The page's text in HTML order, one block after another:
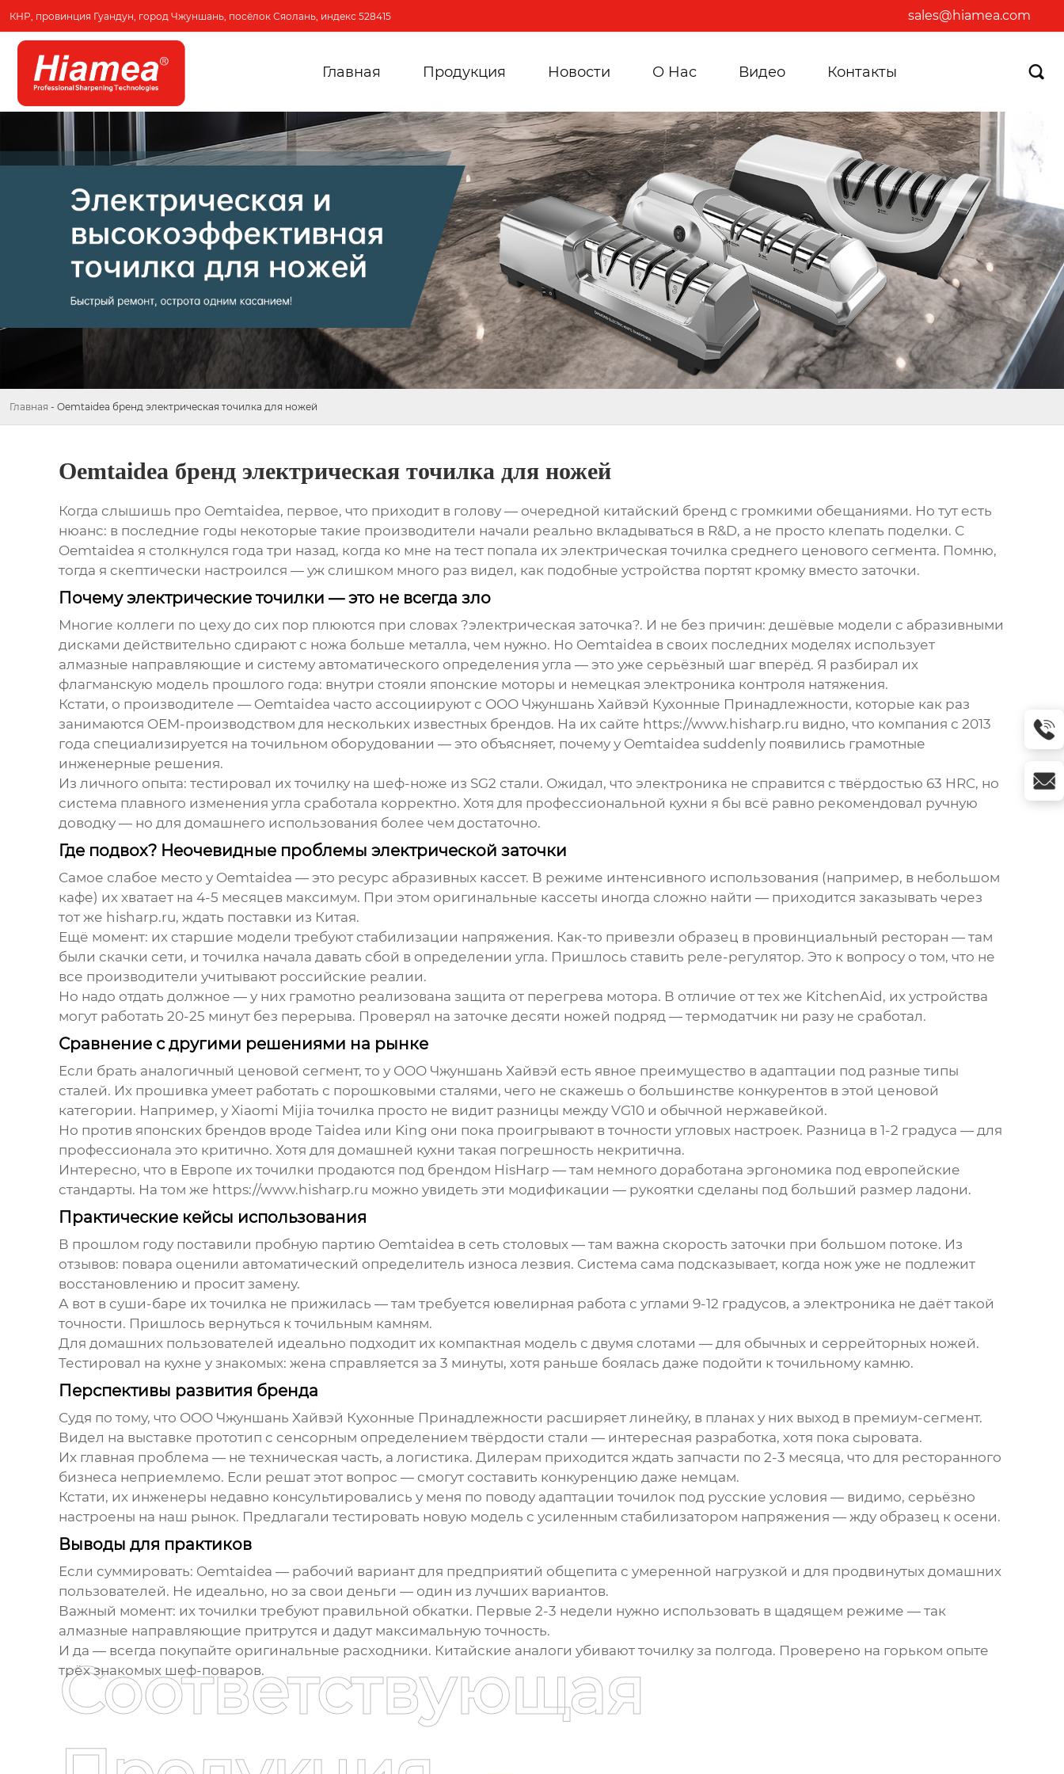
КНР, провинция Гуандун, город Чжуншань, посёлок Сяолань, индекс 528415 sales@hiamea.com
Главная Продукция Новости О Hас Видео Контакты 
Главная - Oemtaidea бренд электрическая точилка для ножей
Oemtaidea бренд электрическая точилка для ножей
Когда слышишь про Oemtaidea, первое, что приходит в голову — очередной китайский бренд с громкими обещаниями. Но тут есть
нюанс: в последние годы некоторые такие производители начали реально вкладываться в R&D, а не просто клепать поделки. С
Oemtaidea я столкнулся года три назад, когда ко мне на тест попала их электрическая точилка среднего ценового сегмента. Помню,
тогда я скептически настроился — уж слишком много раз видел, как подобные устройства портят кромку вместо заточки.
Почему электрические точилки — это не всегда зло
Многие коллеги по цеху до сих пор плюются при словах ?электрическая заточка?. И не без причин: дешёвые модели с абразивными
дисками действительно сдирают с ножа больше металла, чем нужно. Но Oemtaidea в своих последних моделях использует
алмазные направляющие и систему автоматического определения угла — это уже серьёзный шаг вперёд. Я разбирал их
флагманскую модель прошлого года: внутри стояли японские моторы и немецкая электроника контроля натяжения.
Кстати, о производителе — Oemtaidea часто ассоциируют с ООО Чжуншань Хайвэй Кухонные Принадлежности, которые как раз
занимаются OEM-производством для нескольких известных брендов. На их сайте https://www.hisharp.ru видно, что компания с 2013
года специализируется на точильном оборудовании — это объясняет, почему у Oemtaidea suddenly появились грамотные
инженерные решения.
Из личного опыта: тестировал их точилку на шеф-ноже из SG2 стали. Ожидал, что электроника не справится с твёрдостью 63 HRC, но
система плавного изменения угла сработала корректно. Хотя для профессиональной кухни я бы всё равно рекомендовал ручную
доводку — но для домашнего использования более чем достаточно.
Где подвох? Неочевидные проблемы электрической заточки
Самое слабое место у Oemtaidea — это ресурс абразивных кассет. В режиме интенсивного использования (например, в небольшом
кафе) их хватает на 4-5 месяцев максимум. При этом оригинальные кассеты иногда сложно найти — приходится заказывать через
тот же hisharp.ru, ждать поставки из Китая.
Ещё момент: их старшие модели требуют стабилизации напряжения. Как-то привезли образец в провинциальный ресторан — там
были скачки сети, и точилка начала давать сбой в определении угла. Пришлось ставить реле-регулятор. Это к вопросу о том, что не
все производители учитывают российские реалии.
Но надо отдать должное — у них грамотно реализована защита от перегрева мотора. В отличие от тех же KitchenAid, их устройства
могут работать 20-25 минут без перерыва. Проверял на заточке десяти ножей подряд — термодатчик ни разу не сработал.
Сравнение с другими решениями на рынке
Если брать аналогичный ценовой сегмент, то у ООО Чжуншань Хайвэй есть явное преимущество в адаптации под разные типы
сталей. Их прошивка умеет работать с порошковыми сталями, чего не скажешь о большинстве конкурентов в этой ценовой
категории. Например, у Xiaomi Mijia точилка просто не видит разницы между VG10 и обычной нержавейкой.
Но против японских брендов вроде Taidea или King они пока проигрывают в точности угловых настроек. Разница в 1-2 градуса — для
профессионала это критично. Хотя для домашней кухни такая погрешность некритична.
Интересно, что в Европе их точилки продаются под брендом HisHarp — там немного доработана эргономика под европейские
стандарты. На том же https://www.hisharp.ru можно увидеть эти модификации — рукоятки сделаны под больший размер ладони.
Практические кейсы использования
В прошлом году поставили пробную партию Oemtaidea в сеть столовых — там важна скорость заточки при большом потоке. Из
отзывов: повара оценили автоматический определитель износа лезвия. Система сама подсказывает, когда нож уже не подлежит
восстановлению и просит замену.
А вот в суши-баре их точилка не прижилась — там требуется ювелирная работа с углами 9-12 градусов, а электроника не даёт такой
точности. Пришлось вернуться к точильным камням.
Для домашних пользователей идеально подходит их компактная модель с двумя слотами — для обычных и серрейторных ножей.
Тестировал на кухне у знакомых: жена справляется за 3 минуты, хотя раньше боялась даже подойти к точильному камню.
Перспективы развития бренда
Судя по тому, что ООО Чжуншань Хайвэй Кухонные Принадлежности расширяет линейку, в планах у них выход в премиум-сегмент.
Видел на выставке прототип с сенсорным определением твёрдости стали — интересная разработка, хотя пока сыровата.
Их главная проблема — не техническая часть, а логистика. Дилерам приходится ждать запчасти по 2-3 месяца, что для ресторанного
бизнеса неприемлемо. Если решат этот вопрос — смогут составить конкуренцию даже немцам.
Кстати, их инженеры недавно консультировались у меня по поводу адаптации точилок под русские условия — видимо, серьёзно
настроены на наш рынок. Предлагали тестировать новую модель с усиленным стабилизатором напряжения — жду образец к осени.
Выводы для практиков
Если суммировать: Oemtaidea — рабочий вариант для предприятий общепита с умеренной нагрузкой и для продвинутых домашних
пользователей. Не идеально, но за свои деньги — один из лучших вариантов.
Важный момент: их точилки требуют правильной обкатки. Первые 2-3 недели нужно использовать в щадящем режиме — так
алмазные направляющие притрутся и дадут максимальную точность.
И да — всегда покупайте оригинальные расходники. Китайские аналоги убивают точилку за полгода. Проверено на горьком опыте
трёх знакомых шеф-поваров.
Соответствующая